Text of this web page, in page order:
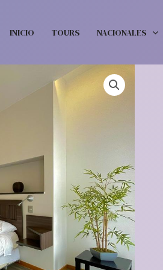
INICIO TOURS NACIONALES